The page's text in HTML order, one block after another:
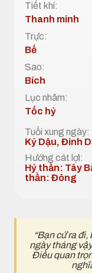
Tiết khí:
Thanh minh
Trực:
Bế
Sao:
Bích
Lục nhâm:
Tốc hỷ
Tuổi xung ngày:
Kỷ Dậu, Đinh
Hướng cát lợi:
Hỷ thần: Tây
thần: Đông
“Bạn cứ ra
ngày tháng
Điều quan